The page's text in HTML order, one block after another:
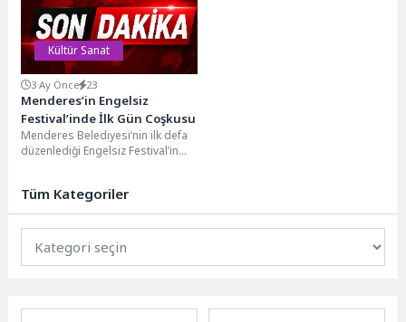
Kültür Sanat
3 Ay Önce 23
Menderes’in Engelsiz
Festival’inde İlk Gün Coşkusu
Menderes Belediyesi’nin ilk defa
düzenlediği Engelsiz Festival’in
Tüm Kategoriler